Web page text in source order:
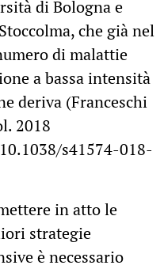
di Bologna e
che già nel
di malattie
a bassa intensità
deriva (Franceschi
2018
s41574-018-
in atto le
strategie
è necessario